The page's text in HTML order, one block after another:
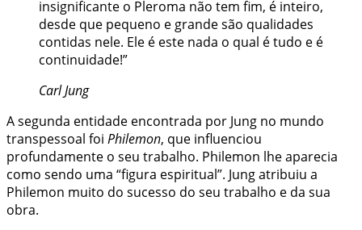
insignificante o Pleroma não tem fim, é inteiro,
desde que pequeno e grande são qualidades
contidas nele. Ele é este nada o qual é tudo e é
continuidade!”
Carl Jung
A segunda entidade encontrada por Jung no mundo
transpessoal foi Philemon, que influenciou
profundamente o seu trabalho. Philemon lhe aparecia
como sendo uma “figura espiritual”. Jung atribuiu a
Philemon muito do sucesso do seu trabalho e da sua
obra.